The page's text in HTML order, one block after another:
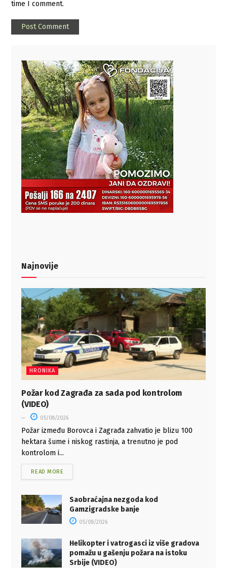
time I comment.
Najnovije
HRONIKA
Požar kod Zagrađa za sada pod kontrolom
(VIDEO)
05/08/2026
Požar između Borovca i Zagrađa zahvatio je blizu 100
hektara šume i niskog rastinja, a trenutno je pod
kontrolom i...
READ MORE
Saobraćajna nezgoda kod
Gamzigradske banje
05/08/2026
Helikopter i vatrogasci iz više gradova
pomažu u gašenju požara na istoku
Srbije (VIDEO)